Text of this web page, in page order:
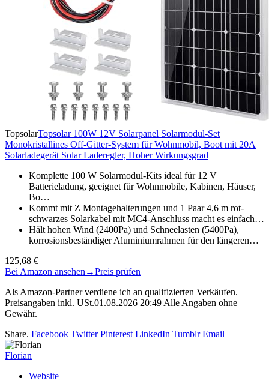
TopsolarTopsolar 100W 12V Solarpanel Solarmodul-Set
Monokristallines Off-Gitter-System für Wohnmobil, Boot mit 20A
Solarladegerät Solar Laderegler, Hoher Wirkungsgrad
Komplette 100 W Solarmodul-Kits ideal für 12 V
Batterieladung, geeignet für Wohnmobile, Kabinen, Häuser,
Bo…
Kommt mit Z Montagehalterungen und 1 Paar 4,6 m rot-
schwarzes Solarkabel mit MC4-Anschluss macht es einfach…
Hält hohen Wind (2400Pa) und Schneelasten (5400Pa),
korrosionsbeständiger Aluminiumrahmen für den längeren…
125,68 €
Bei Amazon ansehen →Preis prüfen
Als Amazon-Partner verdiene ich an qualifizierten Verkäufen.
Preisangaben inkl. USt.01.08.2026 20:49 Alle Angaben ohne
Gewähr.
Share. Facebook Twitter Pinterest LinkedIn Tumblr Email
Florian
Website